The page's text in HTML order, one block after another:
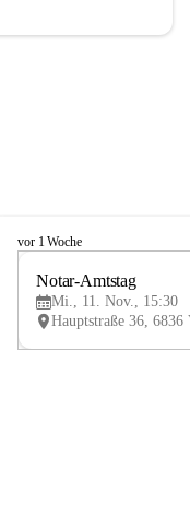
V
vor 1 Woche
Notar-Amtstag
Mi., 11. Nov., 15:30